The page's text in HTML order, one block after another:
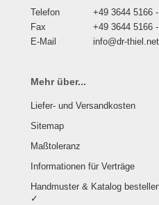
Telefon
+49 3644 5166
Fax
+49 3644 5166
E-Mail
info@dr-thiel.net
Mehr über...
Liefer- und Versandkosten
Sitemap
Maßtoleranz
Informationen für Verträge
Handmuster & Katalog
✓